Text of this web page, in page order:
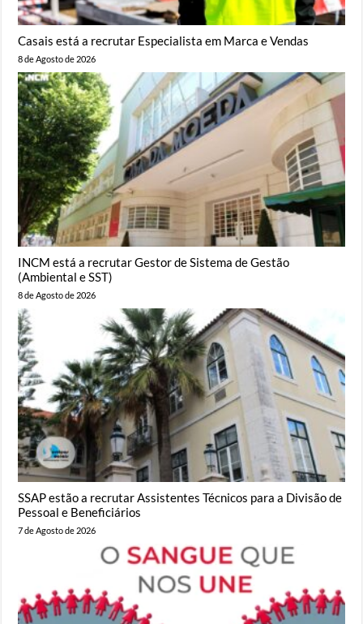
Casais está a recrutar Especialista em Marca e Vendas
8 de Agosto de 2026
INCM está a recrutar Gestor de Sistema de Gestão
(Ambiental e SST)
8 de Agosto de 2026
SSAP estão a recrutar Assistentes Técnicos para a Divisão de
Pessoal e Beneficiários
7 de Agosto de 2026